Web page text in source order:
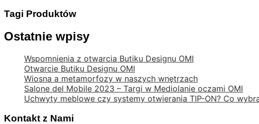
Tagi Produktów
Ostatnie wpisy
Wspomnienia z otwarcia Butiku Designu OMI
Otwarcie Butiku Designu OMI
Wiosna a metamorfozy w naszych wnętrzach
Salone del Mobile 2023 – Targi w Mediolanie oczami OMI
Uchwyty meblowe czy systemy otwierania TIP-ON? Co
Kontakt z Nami